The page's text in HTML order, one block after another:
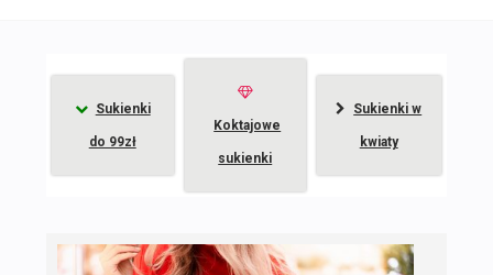
Sukienki
do 99zł
Koktajowe
sukienki
Sukienki w
kwiaty